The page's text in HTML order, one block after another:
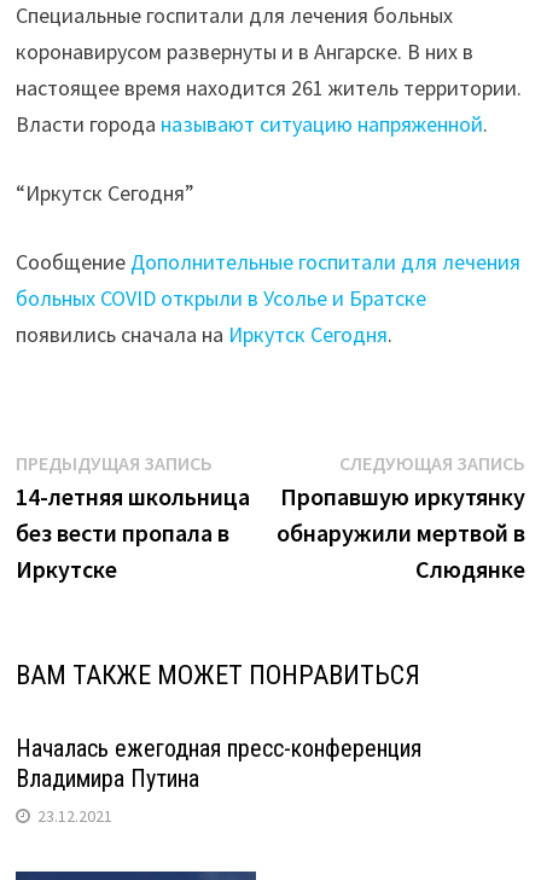
Специальные госпитали для лечения больных
коронавирусом развернуты и в Ангарске. В них в
настоящее время находится 261 житель территории.
Власти города называют ситуацию напряженной.
“Иркутск Сегодня”
Сообщение Дополнительные госпитали для лечения
больных COVID открыли в Усолье и Братске
появились сначала на Иркутск Сегодня.
Навигация
по
записям
ПРЕДЫДУЩАЯ ЗАПИСЬПредыдущая
запись:
14-летняя школьница
без вести пропала в
Иркутске
СЛЕДУЮЩАЯ ЗАПИСЬ
Пропавшую иркутянку
обнаружили мертвой в
Слюдянке
ВАМ ТАКЖЕ МОЖЕТ ПОНРАВИТЬСЯ
Началась ежегодная пресс-конференция
Владимира Путина
23.12.2021